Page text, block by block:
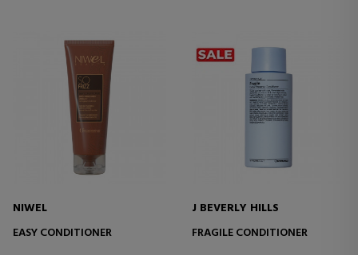
NIWEL
EASY CONDITIONER
J BEVERLY HILLS
FRAGILE CONDITIONER